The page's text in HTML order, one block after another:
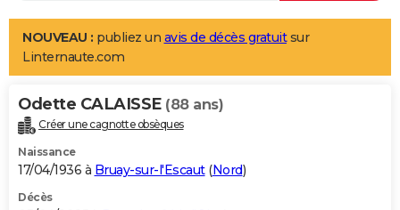
LIFESTYLE
Art de vivre
Bien-être
Loisirs
Mode
Modes de vie
Alimentation
Guide de la santé
Maladies
Médicaments
Sommeil
VOYAGE
Destinations
City break
Voyage nature
Voyage de noces
Forum
Climat
+PHOTO
GUIDES D'ACHAT
NOUVEAU : publiez un avis de décès gratuitsur
Linternaute.com
Odette CALAISSE (88 ans)
Créer une cagnotte obsèques
Naissance
17/04/1936 à Bruay-sur-l'Escaut(Nord)
Décès